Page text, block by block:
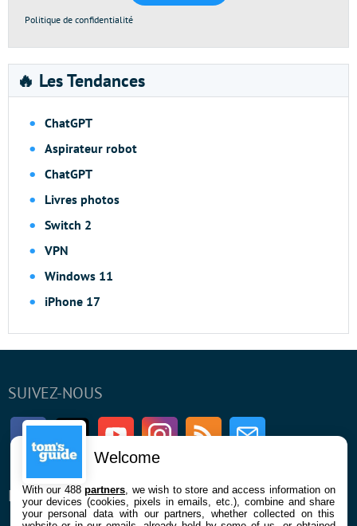
Politique de confidentialité
🔥 Les Tendances
ChatGPT
Aspirateur robot
ChatGPT
Livres photos
Switch 2
VPN
Windows 11
iPhone 17
SUIVEZ-NOUS
FacebookTwitter Youtube InstagramRSS Newsletter
ENTREPRISE À PROPOS
Welcome
With our 488partners , we wish to store and access information on
your devices (cookies, pixels in emails, etc.), combine and share
your personal data with our partners, whether collected on this